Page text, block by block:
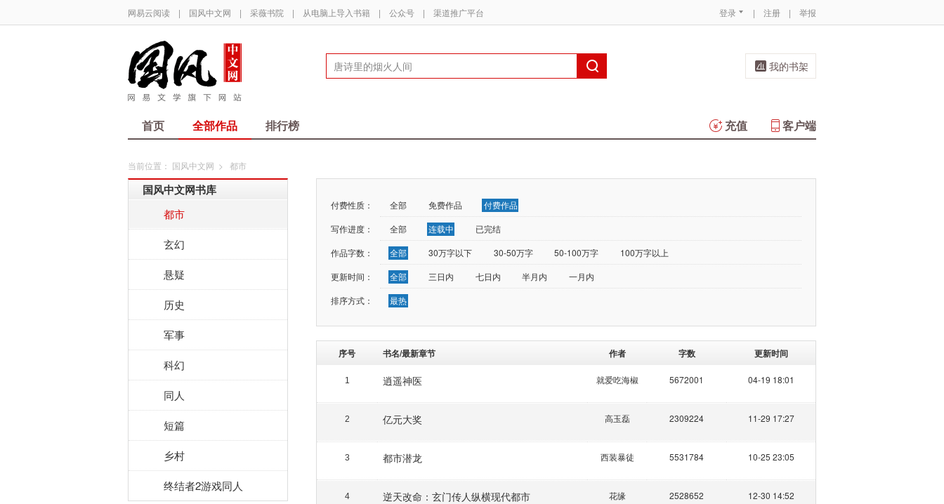
网易云阅读 | 国风中文网 | 采薇书院 | 从电脑上导入书籍 | 公众号 | 渠道推广平台 登录 | 注册 | 举报
我的书架
首页 全部作品 排行榜 客户端
充值
当前位置： 国风中文网 > 都市
国风中文网书库
都市
玄幻
悬疑
历史
军事
科幻
同人
短篇
乡村
终结者2游戏同人
付费性质： 全部 免费作品
付费作品
写作进度：
全部 连载中
已完结
作品字数：
全部 30万字以下 30-50万字 50-100万字
100万字以上
更新时间：
全部 三日内 七日内 半月内
一月内
排序方式：
最热
序号 书名/最新章节 作者 字数 更新时间
1 逍遥神医 就爱吃海椒 5672001 04-19 18:01
2 亿元大奖 高玉磊 2309224 11-29 17:27
3 都市潜龙 西装暴徒 5531784 10-25 23:05
4 逆天改命：玄门传人纵横现代都市 花缘 2528652 12-30 14:52